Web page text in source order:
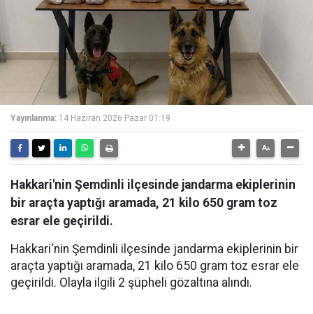
Yayınlanma: 14 Haziran 2026 Pazar 01:19
Hakkari'nin Şemdinli ilçesinde jandarma ekiplerinin
bir araçta yaptığı aramada, 21 kilo 650 gram toz
esrar ele geçirildi.
Hakkari'nin Şemdinli ilçesinde jandarma ekiplerinin bir
araçta yaptığı aramada, 21 kilo 650 gram toz esrar ele
geçirildi. Olayla ilgili 2 şüpheli gözaltına alındı.